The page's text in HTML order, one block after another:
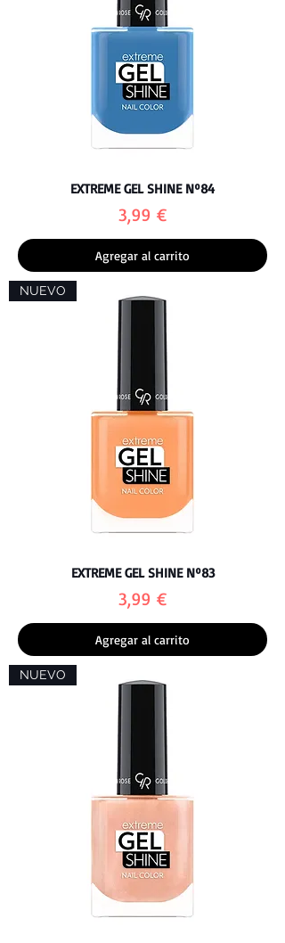
EXTREME GEL SHINE Nº84
Precio
3,99 €
Agregar al carrito
NUEVO
EXTREME GEL SHINE Nº83
Precio
3,99 €
Agregar al carrito
NUEVO